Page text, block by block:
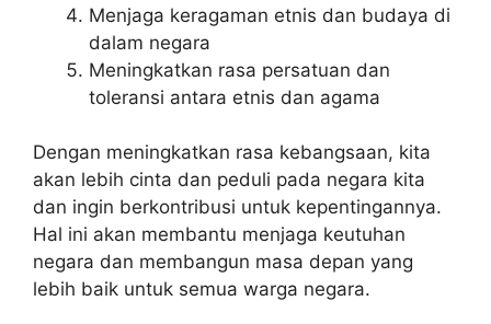
Menjaga keragaman etnis dan budaya di
dalam negara
Meningkatkan rasa persatuan dan
toleransi antara etnis dan agama
Dengan meningkatkan rasa kebangsaan, kita
akan lebih cinta dan peduli pada negara kita
dan ingin berkontribusi untuk kepentingannya.
Hal ini akan membantu menjaga keutuhan
negara dan membangun masa depan yang
lebih baik untuk semua warga negara.